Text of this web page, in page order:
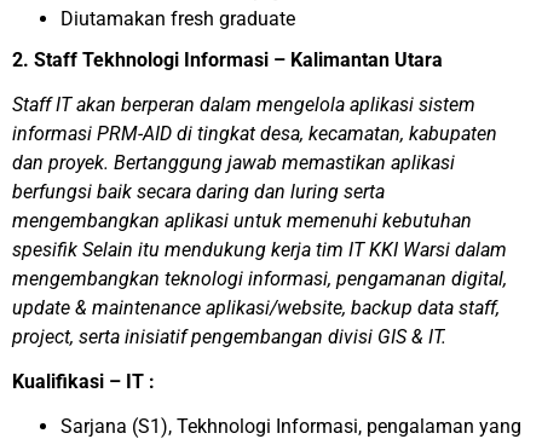
Diutamakan fresh graduate
2. Staff Tekhnologi Informasi – Kalimantan Utara
Staff IT akan berperan dalam mengelola aplikasi sistem
informasi PRM-AID di tingkat desa, kecamatan, kabupaten
dan proyek. Bertanggung jawab memastikan aplikasi
berfungsi baik secara daring dan luring serta
mengembangkan aplikasi untuk memenuhi kebutuhan
spesifik Selain itu mendukung kerja tim IT KKI Warsi dalam
mengembangkan teknologi informasi, pengamanan digital,
update & maintenance aplikasi/website, backup data staff,
project, serta inisiatif pengembangan divisi GIS & IT.
Kualifikasi – IT :
Sarjana (S1), Tekhnologi Informasi, pengalaman yang